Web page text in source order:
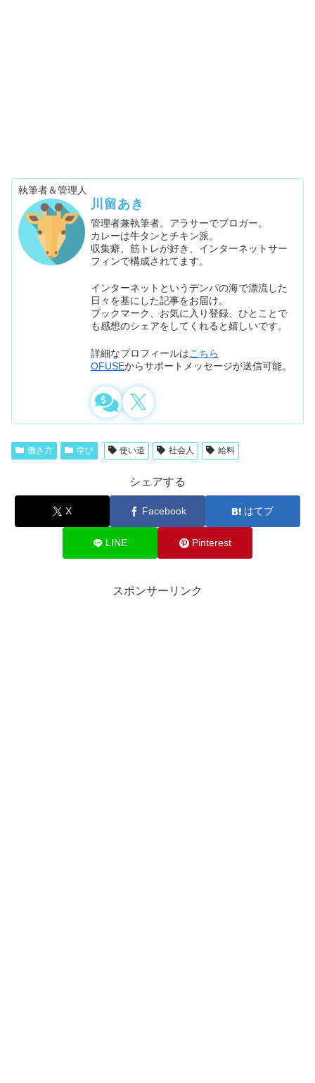
執筆者＆管理人
川留あき
管理者兼執筆者。アラサーでブロガー。
カレーは牛タンとチキン派。
収集癖、筋トレが好き、インターネットサー
フィンで構成されてます。
インターネットというデンパの海で漂流した
日々を基にした記事をお届け。
ブックマーク、お気に入り登録、ひとことで
も感想のシェアをしてくれると嬉しいです。
詳細なプロフィールはこちら
OFUSEからサポートメッセージが送信可能。
働き方 学び 使い道 社会人 給料
シェアする
X Facebook はてブ
LINE Pinterest
スポンサーリンク